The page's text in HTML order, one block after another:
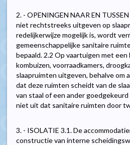
2. - OPENINGEN NAAR EN
niet rechtstreeks uitgeven op
redelijkerwijze mogelijk is, wordt
gemeenschappelijke sanitaire
bepaald. 2.2 Op vaartuigen met
kombuizen, voorraadkamers,
slaapruimten uitgeven, behalve om
dat deze ruimten scheidt van de
van staal of een ander
niet uit dat sanitaire ruimten door
3. - ISOLATIE 3.1. De
constructie van interne